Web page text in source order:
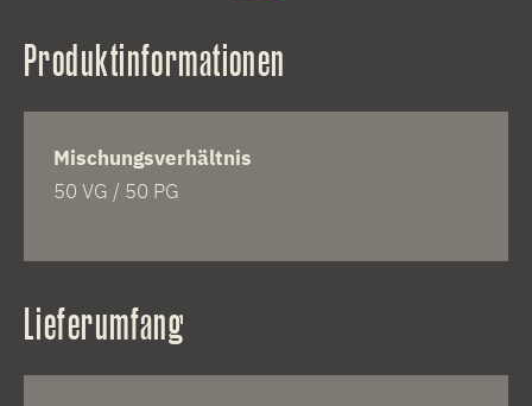
Produktinformationen
Mischungsverhältnis
50 VG / 50 PG
Lieferumfang